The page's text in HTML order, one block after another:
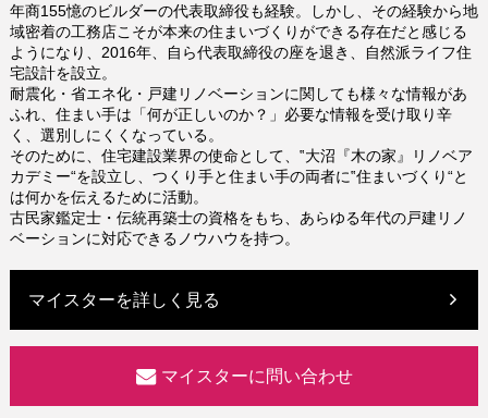
年商155憶のビルダーの代表取締役も経験。しかし、その経験から地
域密着の工務店こそが本来の住まいづくりができる存在だと感じる
ようになり、2016年、自ら代表取締役の座を退き、自然派ライフ住
宅設計を設立。
耐震化・省エネ化・戸建リノベーションに関しても様々な情報があ
ふれ、住まい手は「何が正しいのか？」必要な情報を受け取り辛
く、選別しにくくなっている。
そのために、住宅建設業界の使命として、‟大沼『木の家』リノベア
カデミー“を設立し、つくり手と住まい手の両者に‟住まいづくり“と
は何かを伝えるために活動。
古民家鑑定士・伝統再築士の資格をもち、あらゆる年代の戸建リノ
ベーションに対応できるノウハウを持つ。
マイスターを詳しく見る
マイスターに問い合わせ